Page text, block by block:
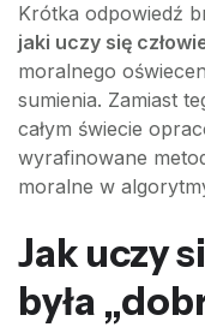
Krótka odpowiedź
jaki uczy się
moralnego
sumienia. Zamiast
całym świecie
wyrafinowane
moralne w
Jak uczy
była